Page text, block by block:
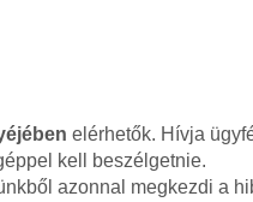
elérhetők. Hívja
kell beszélgetnie.
azonnal megkezdi a